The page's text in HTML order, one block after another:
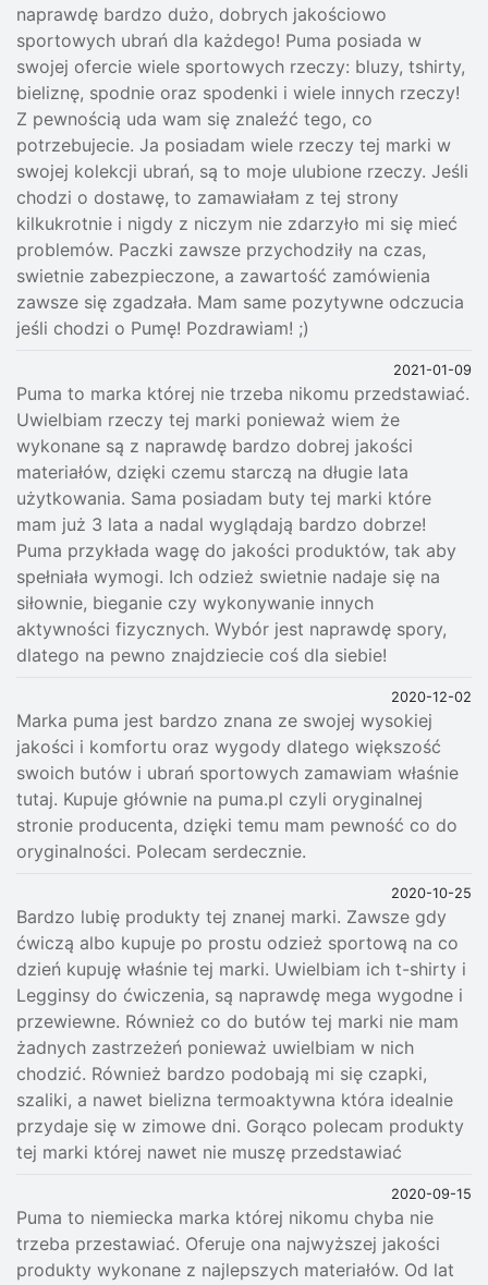
naprawdę bardzo dużo, dobrych jakościowo
sportowych ubrań dla każdego! Puma posiada w
swojej ofercie wiele sportowych rzeczy: bluzy, tshirty,
bieliznę, spodnie oraz spodenki i wiele innych rzeczy!
Z pewnością uda wam się znaleźć tego, co
potrzebujecie. Ja posiadam wiele rzeczy tej marki w
swojej kolekcji ubrań, są to moje ulubione rzeczy. Jeśli
chodzi o dostawę, to zamawiałam z tej strony
kilkukrotnie i nigdy z niczym nie zdarzyło mi się mieć
problemów. Paczki zawsze przychodziły na czas,
swietnie zabezpieczone, a zawartość zamówienia
zawsze się zgadzała. Mam same pozytywne odczucia
jeśli chodzi o Pumę! Pozdrawiam! ;)
2021-01-09
Puma to marka której nie trzeba nikomu przedstawiać.
Uwielbiam rzeczy tej marki ponieważ wiem że
wykonane są z naprawdę bardzo dobrej jakości
materiałów, dzięki czemu starczą na długie lata
użytkowania. Sama posiadam buty tej marki które
mam już 3 lata a nadal wyglądają bardzo dobrze!
Puma przykłada wagę do jakości produktów, tak aby
spełniała wymogi. Ich odzież swietnie nadaje się na
siłownie, bieganie czy wykonywanie innych
aktywności fizycznych. Wybór jest naprawdę spory,
dlatego na pewno znajdziecie coś dla siebie!
2020-12-02
Marka puma jest bardzo znana ze swojej wysokiej
jakości i komfortu oraz wygody dlatego większość
swoich butów i ubrań sportowych zamawiam właśnie
tutaj. Kupuje głównie na puma.pl czyli oryginalnej
stronie producenta, dzięki temu mam pewność co do
oryginalności. Polecam serdecznie.
2020-10-25
Bardzo lubię produkty tej znanej marki. Zawsze gdy
ćwiczą albo kupuje po prostu odzież sportową na co
dzień kupuję właśnie tej marki. Uwielbiam ich t-shirty i
Legginsy do ćwiczenia, są naprawdę mega wygodne i
przewiewne. Również co do butów tej marki nie mam
żadnych zastrzeżeń ponieważ uwielbiam w nich
chodzić. Również bardzo podobają mi się czapki,
szaliki, a nawet bielizna termoaktywna która idealnie
przydaje się w zimowe dni. Gorąco polecam produkty
tej marki której nawet nie muszę przedstawiać
2020-09-15
Puma to niemiecka marka której nikomu chyba nie
trzeba przestawiać. Oferuje ona najwyższej jakości
produkty wykonane z najlepszych materiałów. Od lat